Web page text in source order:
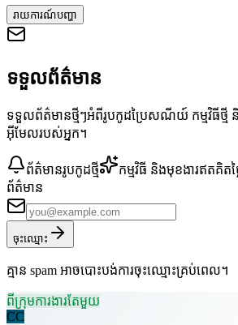
រាយការណ៍បញ្ហា
ទទួលព័ត៌មាន
ទទួលព័ត៌មានថ្មីៗអំពីរូបកូដប្រៃសណីយ៍ កម្មវិធីថ្មី
អ៊ីមែលរបស់អ្នក។
ព័ត៌មានរូបកូដថ្មី កម្មវិធី និងមុខងារឥតគិតថ្
ព័ត៌មាន
ចុះឈ្មោះ
គ្មាន spam អាចបោះបង់ការចុះឈ្មោះគ្រប់ពេល។
ពីក្រុមការងារតែមួយ
CC